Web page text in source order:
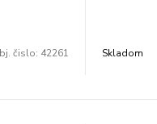
čislo: 42261 Skladom